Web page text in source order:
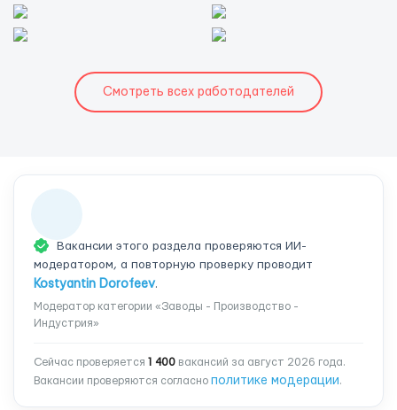
Смотреть всех работодателей
Вакансии этого раздела проверяются ИИ-
модератором, а повторную проверку проводит
Kostyantin Dorofeev.
Модератор категории «Заводы - Производство -
Индустрия»
Сейчас проверяется 1 400 вакансий за август 2026 года.
Вакансии проверяются согласно политике модерации.